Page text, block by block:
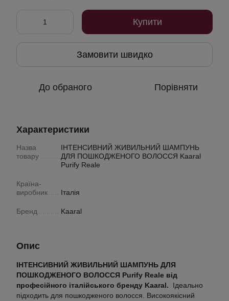
Купити
Замовити швидко
До обраного Порівняти
Характеристики
Назва
товару
ІНТЕНСИВНИЙ ЖИВИЛЬНИЙ ШАМПУНЬ
ДЛЯ ПОШКОДЖЕНОГО ВОЛОССЯ Kaaral
Purify Reale
Країна-
виробник
Італія
Бренд Kaaral
Опис
ІНТЕНСИВНИЙ ЖИВИЛЬНИЙ ШАМПУНЬ ДЛЯ
ПОШКОДЖЕНОГО ВОЛОССЯ Purify Reale від
професійного італійського бренду Kaaral.
Ідеально
підходить для пошкодженого волосся. Високоякісний